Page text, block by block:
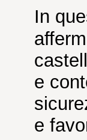
In
e
e